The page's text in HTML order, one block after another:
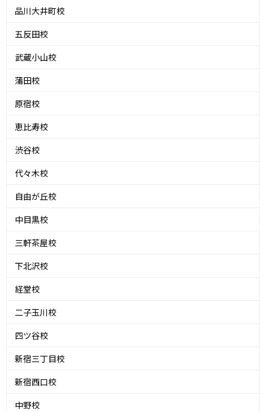
品川大井町校
五反田校
武蔵小山校
蒲田校
原宿校
恵比寿校
渋谷校
代々木校
自由が丘校
中目黒校
三軒茶屋校
下北沢校
経堂校
二子玉川校
四ツ谷校
新宿三丁目校
新宿西口校
中野校